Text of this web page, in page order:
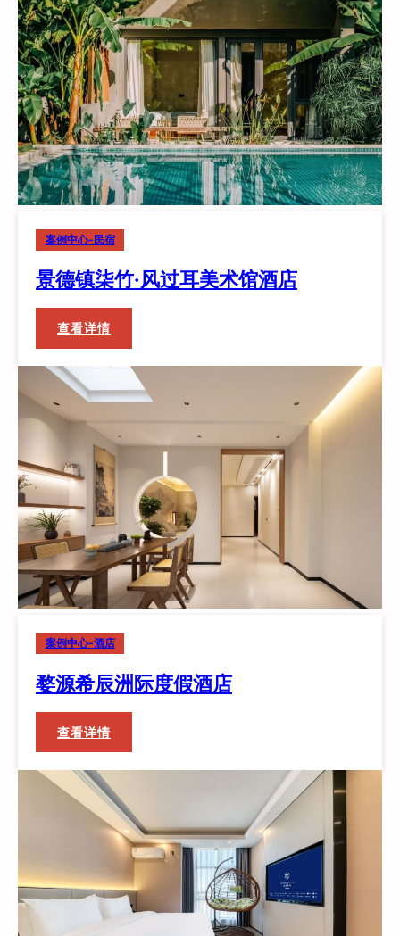
案例中心-民宿
景德镇柒竹·风过耳美术馆酒店
查看详情
景
德
镇
竹
·
风
过
耳
美
术
馆
酒
案例中心-酒店
婺源希辰洲际度假酒店
查看详情
婺
源
希
辰
洲
际
度
假
酒